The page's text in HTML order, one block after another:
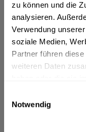
zu können und die
analysieren.
Verwendung
soziale Medien,
Partner führen
weiteren Daten
Notwendig
In den
Artikel-Nr.:
Verfügbar in:
"Tettnanger